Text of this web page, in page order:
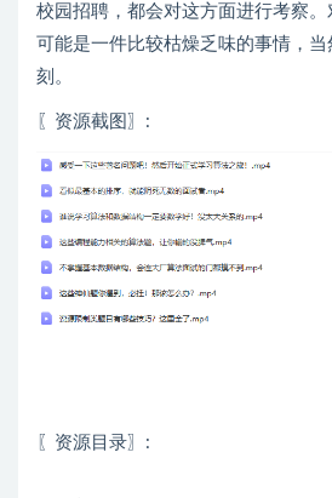
校园招聘，都会对这方面进行考察
可能是一件比较枯燥乏味的事情，当
刻。
〖资源截图〗:
〖资源目录〗: